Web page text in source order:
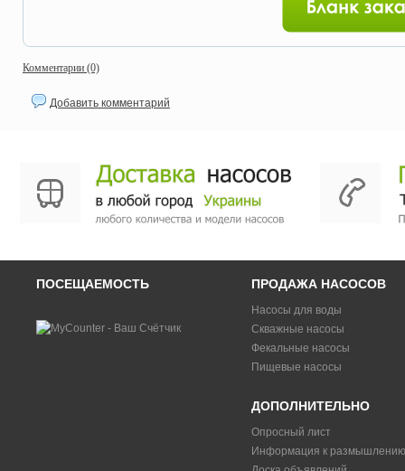
Комментарии (0)
Добавить комментарий
ПОСЕЩАЕМОСТЬ ПРОДАЖА НАСОСОВ
Насосы для воды
Скважные насосы
Фекальные насосы
Пищевые насосы
ДОПОЛНИТЕЛЬНО
Опросный лист
Информация к размышлению